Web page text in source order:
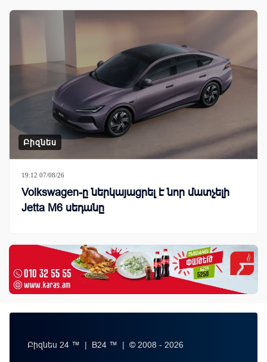
Բիզնես
19:12 07/08/26
Volkswagen-ը ներկայացրել է նոր մատչելի
Jetta M6 սեդանը
Բիզնես 24 ™ | B24 ™ | © 2008 - 2026